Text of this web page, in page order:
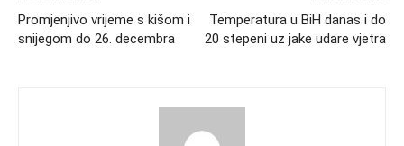
Promjenjivo vrijeme s kišom i
snijegom do 26. decembra
Temperatura u BiH danas i do
20 stepeni uz jake udare vjetra